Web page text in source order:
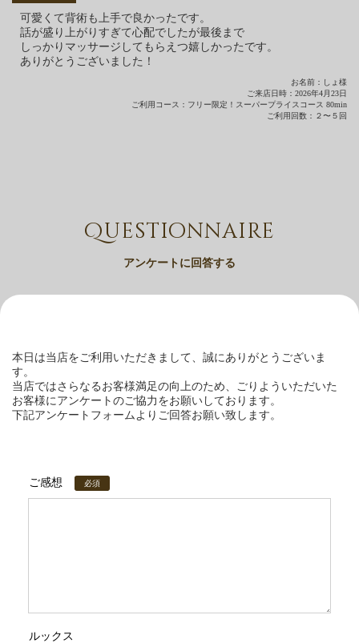
可愛くて背術も上手で良かったです。
話が盛り上がりすぎて心配でしたが最後まで
しっかりマッサージしてもらえつ嬉しかったです。
ありがとうございました！
お名前：しょ様
ご来店日時：2026年4月23日
ご利用コース：フリー限定！スーパープライスコース 80min
ご利用回数：２〜５回
Questionnaire
アンケートに回答する
本日は当店をご利用いただきまして、誠にありがとうございま
す。
当店ではさらなるお客様満足の向上のため、ごりよういただいた
お客様にアンケートのご協力をお願いしております。
下記アンケートフォームよりご回答お願い致します。
ご感想 必須
ルックス